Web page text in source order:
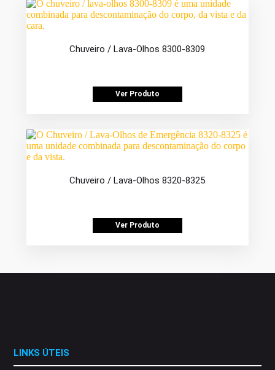
Chuveiro / Lava-Olhos 8300-8309
Ver Produto
Chuveiro / Lava-Olhos 8320-8325
Ver Produto
LINKS ÚTEIS